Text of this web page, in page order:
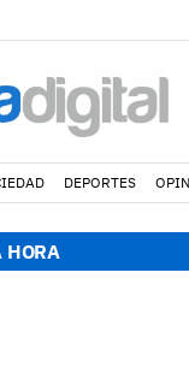
DEPORTES
HORA